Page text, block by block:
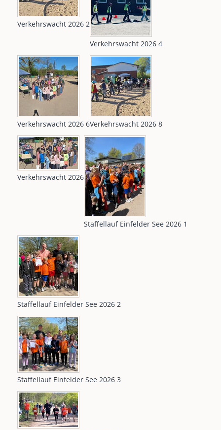
Verkehrswacht 2026 2
Verkehrswacht 2026 4
Verkehrswacht 2026 6Verkehrswacht 2026 8
Verkehrswacht 2026
Staffellauf Einfelder See 2026 1
Staffellauf Einfelder See 2026 2
Staffellauf Einfelder See 2026 3